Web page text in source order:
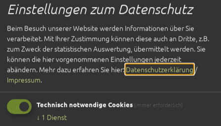
Entdecken
Gastronomie
Veranstaltungen
Einstellungen zum Datenschutz
Beim Besuch unserer Website werden Informationen über Sie
verarbeitet. Mit Ihrer Zustimmung können diese auch an Dritte, z.B.
zum Zweck der statistischen Auswertung, übermittelt werden. Sie
können die hier vorgenommenen Einstellungen jederzeit
abändern. Mehr dazu erfahren Sie hier: Datenschutzerklärung /
Impressum.
Technisch notwendige Cookies(immer erforderlich)
↓ 1 Dienst